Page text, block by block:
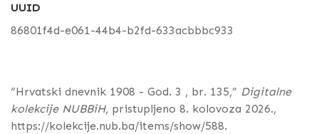
UUID
86801f4d-e061-44b4-b2fd-633acbbbc933
“Hrvatski dnevnik 1908 - God. 3 , br. 135,” Digitalne
kolekcije NUBBiH, pristupljeno 8. kolovoza 2026.,
https://kolekcije.nub.ba/items/show/588.